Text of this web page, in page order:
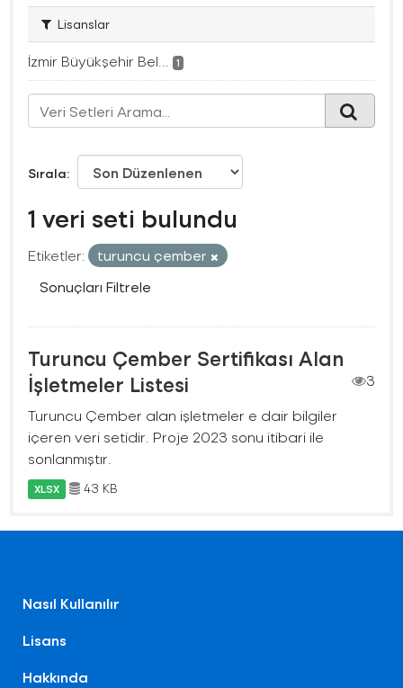
Lisanslar
İzmir Büyükşehir Bel... 1
Sırala
1 veri seti bulundu
Etiketler:
turuncu çember
Sonuçları Filtrele
Turuncu Çember Sertifikası Alan
İşletmeler Listesi
3
Turuncu Çember alan işletmeler e dair bilgiler
içeren veri setidir. Proje 2023 sonu itibari ile
sonlanmıştır.
XLSX 43 KB
Nasıl Kullanılır
Lisans
Hakkında